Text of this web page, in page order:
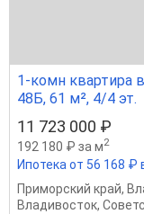
1-комн квартира
48Б, 61 м², 4/4 эт.
11 723 000 ₽
192 180 ₽ за м2
Ипотека от 56 168 ₽
Приморский край,
Владивосток,